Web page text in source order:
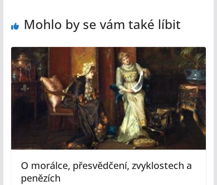
Mohlo by se vám také líbit
O morálce, přesvědčení, zvyklostech a
penězích